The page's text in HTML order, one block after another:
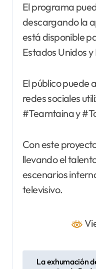
El programa
descargando la
está disponible
Estados Unidos
El público puede
redes sociales
#Teamtaina y
Con este
llevando el
escenarios
televisivo.
La exhumación